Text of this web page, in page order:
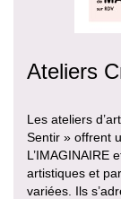
Ateliers
Les ateliers
Sentir » offrent
L’IMAGINAIRE
artistiques et
variées. Ils